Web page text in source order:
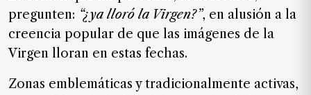
nosotros
Donativos
pregunten: “¿ya lloró la Virgen?”, en alusión a la
creencia popular de que las imágenes de la
Virgen lloran en estas fechas.
Zonas emblemáticas y tradicionalmente activas,